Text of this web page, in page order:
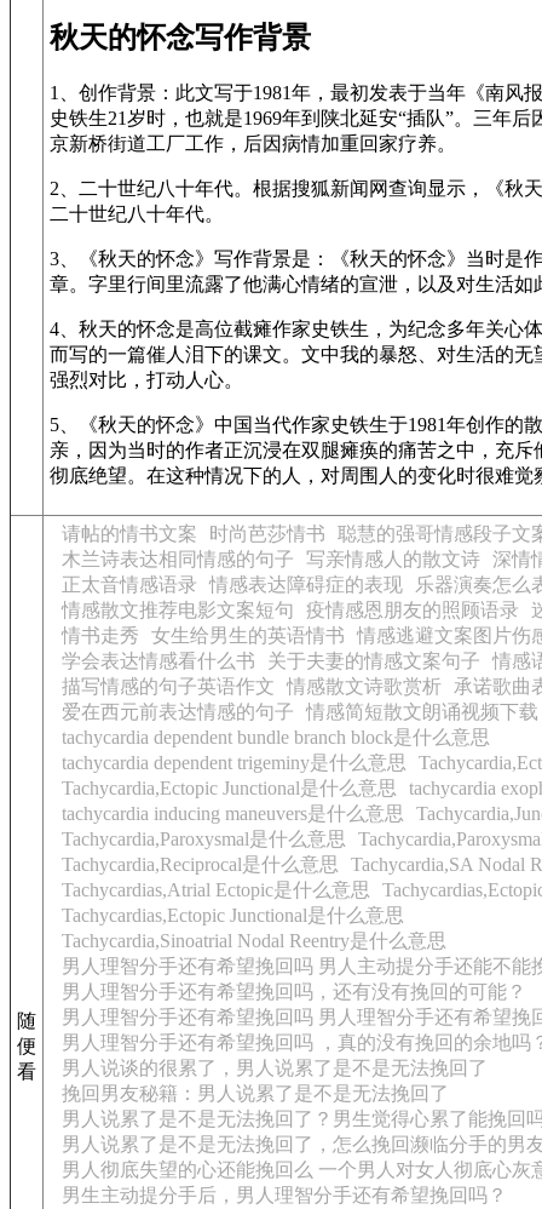
秋天的怀念写作背景
1、创作背景：此文写于1981年，最初发表于当年《南风
史铁生21岁时，也就是1969年到陕北延安“插队”。三年
京新桥街道工厂工作，后因病情加重回家疗养。
2、二十世纪八十年代。根据搜狐新闻网查询显示，《秋
二十世纪八十年代。
3、《秋天的怀念》写作背景是：《秋天的怀念》当时是
章。字里行间里流露了他满心情绪的宣泄，以及对生活如
4、秋天的怀念是高位截瘫作家史铁生，为纪念多年关心
而写的一篇催人泪下的课文。文中我的暴怒、对生活的
强烈对比，打动人心。
5、《秋天的怀念》中国当代作家史铁生于1981年创作的
亲，因为当时的作者正沉浸在双腿瘫痪的痛苦之中，充
彻底绝望。在这种情况下的人，对周围人的变化时很难觉
随
便
看
请帖的情书文案 时尚芭莎情书
聪慧的强哥情感段子文
木兰诗表达相同情感的句子
写亲情感人的散文诗 深情
正太音情感语录
情感表达障碍症的表现
乐器演奏怎么
情感散文推荐电影文案短句
疫情感恩朋友的照顾语录
情书走秀
女生给男生的英语情书
情感逃避文案图片伤
学会表达情感看什么书
关于夫妻的情感文案句子
情感
描写情感的句子英语作文
情感散文诗歌赏析
承诺歌曲
爱在西元前表达情感的句子
情感简短散文朗诵视频下载
tachycardia dependent bundle branch block是什么意思
tachycardia dependent trigeminy是什么意思
Tachycardia,Ectopic Junctional是什么意思
tachycardia
tachycardia inducing maneuvers是什么意思
Tachycardia,Paroxysmal是什么意思
Tachycardia,Reciprocal是什么意思
Tachycardia,SA Nodal
Tachycardias,Atrial Ectopic是什么意思
Tachycardias,Ectopic Junctional是什么意思
Tachycardia,Sinoatrial Nodal Reentry是什么意思
男人理智分手还有希望挽回吗 男人主动提分手还能不能
男人理智分手还有希望挽回吗，还有没有挽回的可能？
男人理智分手还有希望挽回吗 男人理智分手还有希望挽
男人理智分手还有希望挽回吗 ，真的没有挽回的余地吗
男人说谈的很累了，男人说累了是不是无法挽回了
挽回男友秘籍：男人说累了是不是无法挽回了
男人说累了是不是无法挽回了？男生觉得心累了能挽回
男人说累了是不是无法挽回了，怎么挽回濒临分手的男
男人彻底失望的心还能挽回么 一个男人对女人彻底心灰
男生主动提分手后，男人理智分手还有希望挽回吗？